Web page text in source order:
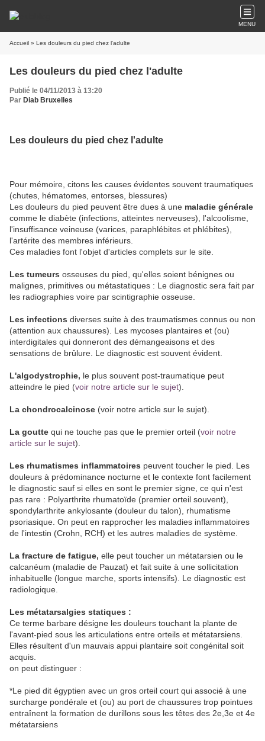
MENU
Accueil » Les douleurs du pied chez l'adulte
Les douleurs du pied chez l'adulte
Publié le 04/11/2013 à 13:20
Par Diab Bruxelles
Les douleurs du pied chez l'adulte
Pour mémoire, citons les causes évidentes souvent traumatiques
(chutes, hématomes, entorses, blessures)
Les douleurs du pied peuvent être dues à une maladie générale
comme le diabète (infections, atteintes nerveuses), l'alcoolisme,
l'insuffisance veineuse (varices, paraphlébites et phlébites),
l'artérite des membres inférieurs.
Ces maladies font l'objet d'articles complets sur le site.
Les tumeurs osseuses du pied, qu'elles soient bénignes ou
malignes, primitives ou métastatiques : Le diagnostic sera fait par
les radiographies voire par scintigraphie osseuse.
Les infections diverses suite à des traumatismes connus ou non
(attention aux chaussures). Les mycoses plantaires et (ou)
interdigitales qui donneront des démangeaisons et des
sensations de brûlure. Le diagnostic est souvent évident.
L'algodystrophie, le plus souvent post-traumatique peut
atteindre le pied (voir notre article sur le sujet).
La chondrocalcinose (voir notre article sur le sujet).
La goutte qui ne touche pas que le premier orteil (voir notre
article sur le sujet).
Les rhumatismes inflammatoires peuvent toucher le pied. Les
douleurs à prédominance nocturne et le contexte font facilement
le diagnostic sauf si elles en sont le premier signe, ce qui n'est
pas rare : Polyarthrite rhumatoïde (premier orteil souvent),
spondylarthrite ankylosante (douleur du talon), rhumatisme
psoriasique. On peut en rapprocher les maladies inflammatoires
de l'intestin (Crohn, RCH) et les autres maladies de système.
La fracture de fatigue, elle peut toucher un métatarsien ou le
calcanéum (maladie de Pauzat) et fait suite à une sollicitation
inhabituelle (longue marche, sports intensifs). Le diagnostic est
radiologique.
Les métatarsalgies statiques :
Ce terme barbare désigne les douleurs touchant la plante de
l'avant-pied sous les articulations entre orteils et métatarsiens.
Elles résultent d'un mauvais appui plantaire soit congénital soit
acquis.
on peut distinguer :
*Le pied dit égyptien avec un gros orteil court qui associé à une
surcharge pondérale et (ou) au port de chaussures trop pointues
entraînent la formation de durillons sous les têtes des 2e,3e et 4e
métatarsiens